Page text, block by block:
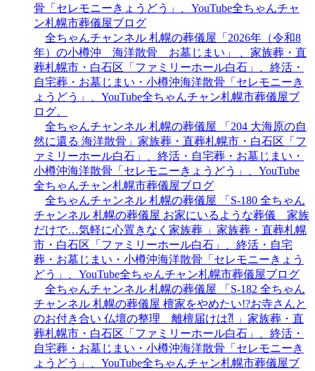
骨「セレモニーきょうどう」、YouTube全ちゃんチャ
ン札幌市葬儀屋ブログ
全ちゃんチャンネル 札幌の葬儀屋「2026年（令和8
年）の小樽沖 海洋散骨 お墓じまい」 、家族葬・直
葬札幌市・白石区「ファミリーホール白石」、終活・
自宅葬・お墓じまい・小樽沖海洋散骨「セレモニーき
ょうどう」、YouTube全ちゃんチャン札幌市葬儀屋ブ
ログ。
全ちゃんチャンネル 札幌の葬儀屋 「204 大海原の自
然に還る 海洋散骨」家族葬・直葬札幌市・白石区「フ
ァミリーホール白石」、終活・自宅葬・お墓じまい・
小樽沖海洋散骨「セレモニーきょうどう」、YouTube
全ちゃんチャン札幌市葬儀屋ブログ
全ちゃんチャンネル 札幌の葬儀屋 「S-180 全ちゃん
チャンネル 札幌の葬儀屋 お家にいるような葬儀 家族
だけで…気軽に心置きなく家族葬 」家族葬・直葬札幌
市・白石区「ファミリーホール白石」、終活・自宅
葬・お墓じまい・小樽沖海洋散骨「セレモニーきょう
どう」、YouTube全ちゃんチャン札幌市葬儀屋ブログ
全ちゃんチャンネル 札幌の葬儀屋 「S-182 全ちゃん
チャンネル 札幌の葬儀屋 檀家をやめたい!?お寺さんと
のお付き合い 仏壇の整理 離檀届けは⁈ 」家族葬・直
葬札幌市・白石区「ファミリーホール白石」、終活・
自宅葬・お墓じまい・小樽沖海洋散骨「セレモニーき
ょうどう」、YouTube全ちゃんチャン札幌市葬儀屋ブ